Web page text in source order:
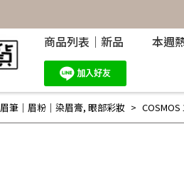
商品列表｜新品 本週
眉筆｜眉粉｜染眉膏, 眼部彩妝